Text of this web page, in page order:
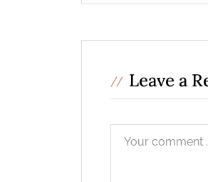
Leave a